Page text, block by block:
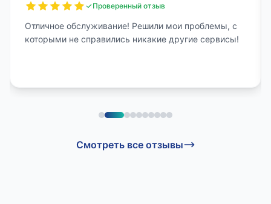
Проверенный отзыв
Отличное обслуживание! Решили мои проблемы, с
которыми не справились никакие другие сервисы!
Смотреть все отзывы